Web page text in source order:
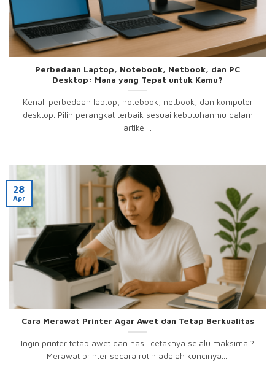
Perbedaan Laptop, Notebook, Netbook, dan PC
Desktop: Mana yang Tepat untuk Kamu?
Kenali perbedaan laptop, notebook, netbook, dan komputer
desktop. Pilih perangkat terbaik sesuai kebutuhanmu dalam
artikel...
Cara Merawat Printer Agar Awet dan Tetap Berkualitas
Ingin printer tetap awet dan hasil cetaknya selalu maksimal?
Merawat printer secara rutin adalah kuncinya....
28
Apr